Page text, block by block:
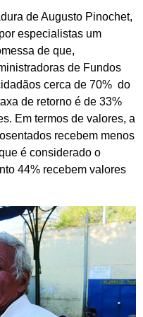
de Augusto Pinochet,
especialistas um
de que,
de Fundos
cerca de 70% do
de retorno é de 33%
Em termos de valores, a
recebem menos
é considerado o
44% recebem valores